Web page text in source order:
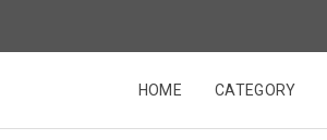
HOME CATEGORY